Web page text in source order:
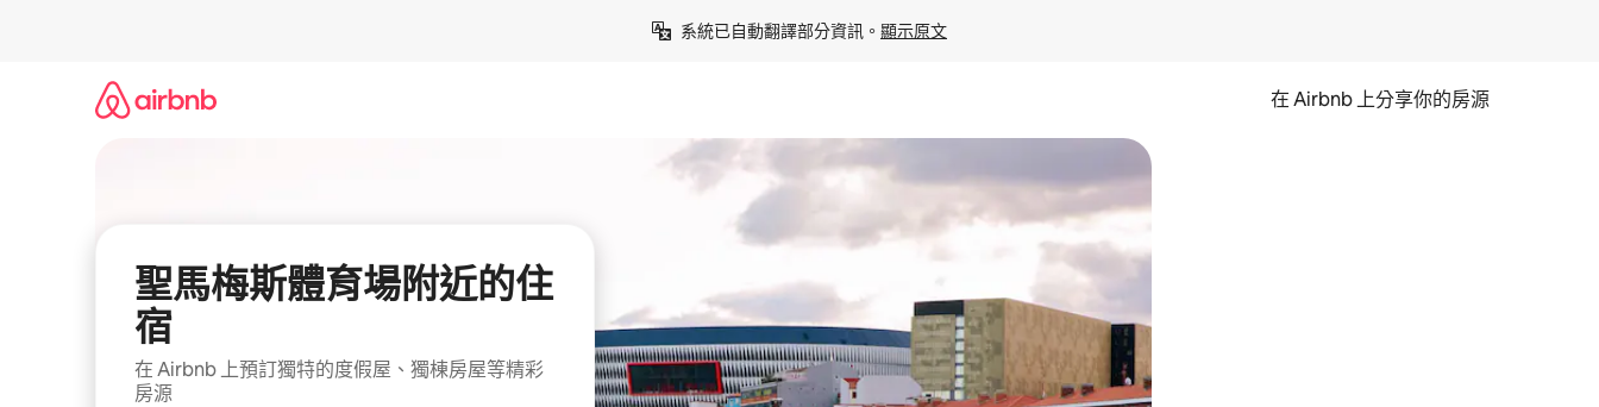
系統已自動翻譯部分資訊。 顯示原文
在 Airbnb 上分享你的房源
聖馬梅斯體育場附近的住
宿
在 Airbnb 上預訂獨特的度假屋、獨棟房屋等精彩
房源